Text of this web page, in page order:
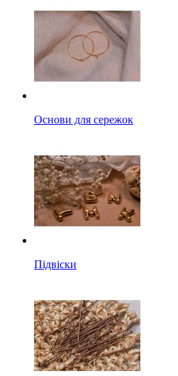
Основи для сережок
Підвіски